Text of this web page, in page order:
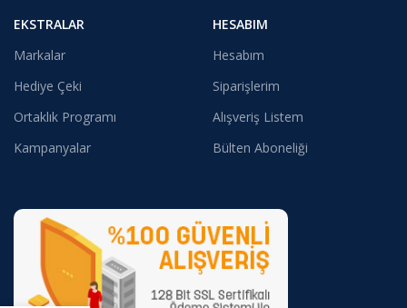
EKSTRALAR
Markalar
Hediye Çeki
Ortaklık Programı
Kampanyalar
HESABIM
Hesabım
Siparişlerim
Alışveriş Listem
Bülten Aboneliği